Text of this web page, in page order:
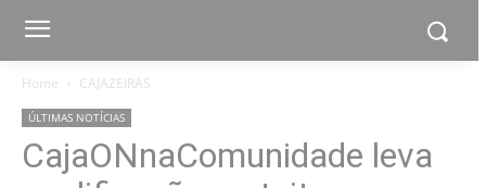
Home CAJAZEIRAS
ÚLTIMAS NOTÍCIAS
CajaONnaComunidade leva